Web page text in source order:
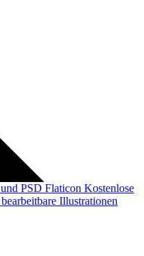
PSD Flaticon Kostenlose
Illustrationen